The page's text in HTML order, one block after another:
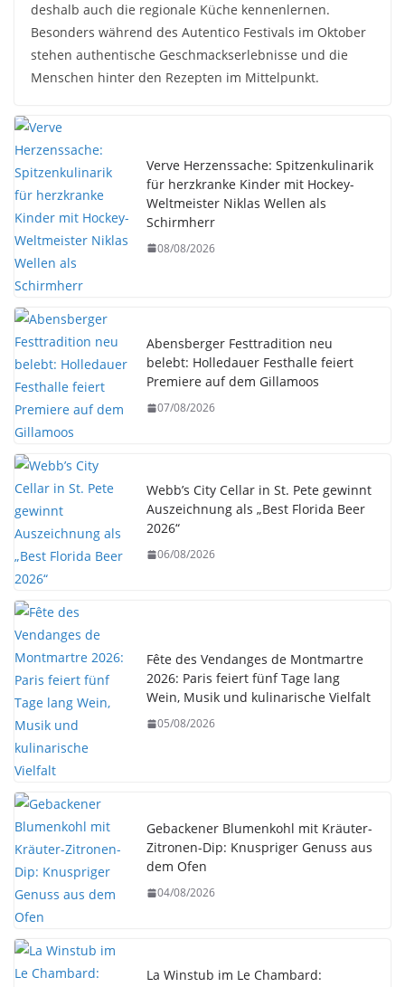
deshalb auch die regionale Küche kennenlernen.
Besonders während des Autentico Festivals im Oktober
stehen authentische Geschmackserlebnisse und die
Menschen hinter den Rezepten im Mittelpunkt.
Verve Herzenssache: Spitzenkulinarik
für herzkranke Kinder mit Hockey-
Weltmeister Niklas Wellen als
Schirmherr
08/08/2026
Abensberger Festtradition neu
belebt: Holledauer Festhalle feiert
Premiere auf dem Gillamoos
07/08/2026
Webb’s City Cellar in St. Pete gewinnt
Auszeichnung als „Best Florida Beer
2026“
06/08/2026
Fête des Vendanges de Montmartre
2026: Paris feiert fünf Tage lang
Wein, Musik und kulinarische Vielfalt
05/08/2026
Gebackener Blumenkohl mit Kräuter-
Zitronen-Dip: Knuspriger Genuss aus
dem Ofen
04/08/2026
La Winstub im Le Chambard: